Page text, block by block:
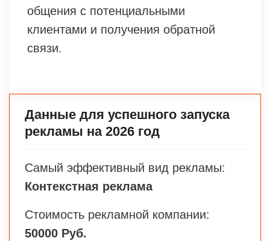
общения с потенциальными
клиентами и получения обратной
связи.
Данные для успешного запуска
рекламы на 2026 год
Самый эффективный вид рекламы:
Контекстная реклама
Стоимость рекламной компании:
50000 Руб.